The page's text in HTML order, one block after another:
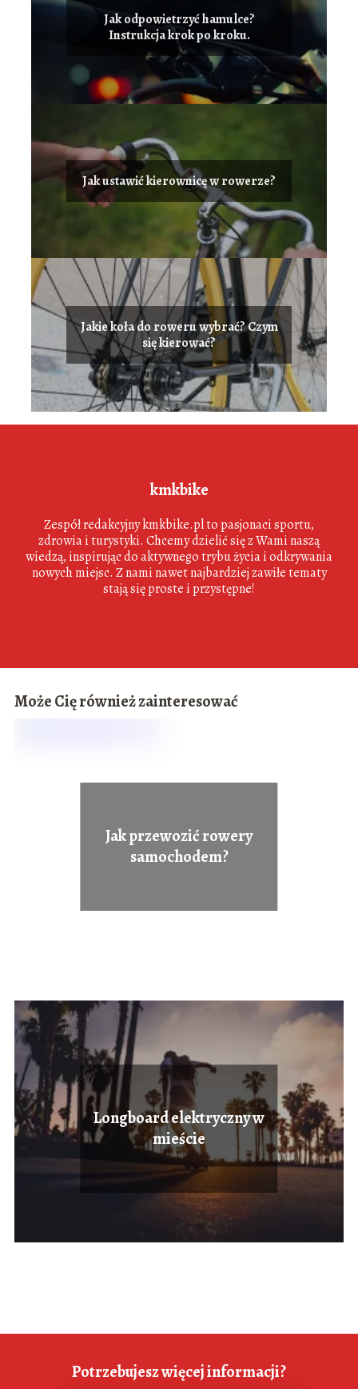
Jak odpowietrzyć hamulce?
Instrukcja krok po kroku.
Jak ustawić kierownicę w rowerze?
Jakie koła do roweru wybrać? Czym
się kierować?
kmkbike
Zespół redakcyjny kmkbike.pl to pasjonaci sportu,
zdrowia i turystyki. Chcemy dzielić się z Wami naszą
wiedzą, inspirując do aktywnego trybu życia i odkrywania
nowych miejsc. Z nami nawet najbardziej zawiłe tematy
stają się proste i przystępne!
Może Cię również zainteresować
Jak przewozić rowery
samochodem?
Longboard elektryczny w
mieście
Potrzebujesz więcej informacji?